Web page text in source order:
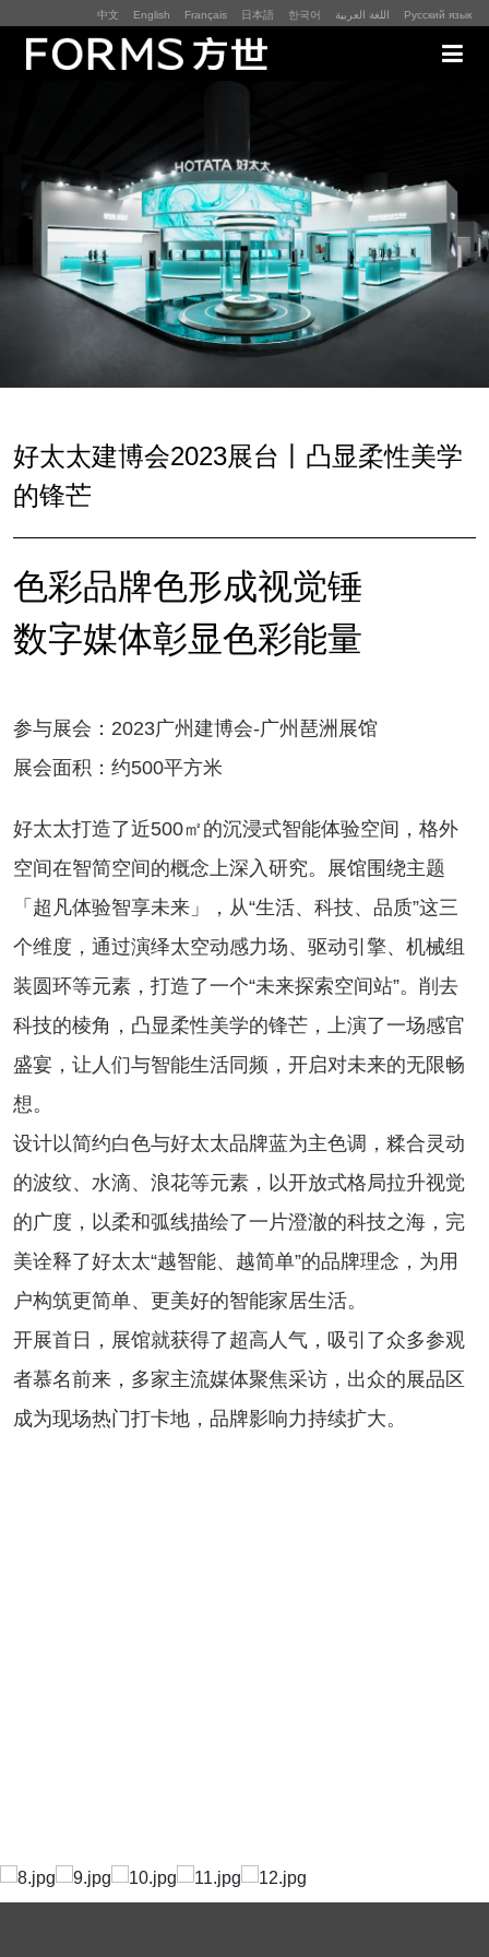
中文 English Français 日本語 한국어 اللغة العربية Русский язык
零售终端与展示道具·SI&POSM
全球展会·EXPO
数字媒体与展项装置·CG&DVICE
好太太建博会2023展台丨凸显柔性美学
的锋芒
色彩品牌色形成视觉锤
数字媒体彰显色彩能量
参与展会：2023广州建博会-广州琶洲展馆
展会面积：约500平方米
好太太打造了近500㎡的沉浸式智能体验空间，格外
空间在智简空间的概念上深入研究。展馆围绕主题
「超凡体验智享未来」，从“生活、科技、品质”这三
个维度，通过演绎太空动感力场、驱动引擎、机械组
装圆环等元素，打造了一个“未来探索空间站”。削去
科技的棱角，凸显柔性美学的锋芒，上演了一场感官
盛宴，让人们与智能生活同频，开启对未来的无限畅
想。
设计以简约白色与好太太品牌蓝为主色调，糅合灵动
的波纹、水滴、浪花等元素，以开放式格局拉升视觉
的广度，以柔和弧线描绘了一片澄澈的科技之海，完
美诠释了好太太“越智能、越简单”的品牌理念，为用
户构筑更简单、更美好的智能家居生活。
开展首日，展馆就获得了超高人气，吸引了众多参观
者慕名前来，多家主流媒体聚焦采访，出众的展品区
成为现场热门打卡地，品牌影响力持续扩大。